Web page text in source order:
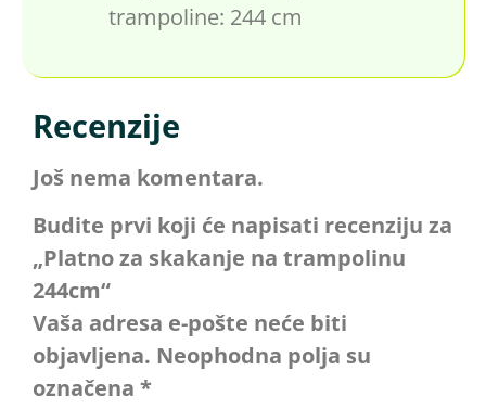
trampoline: 244 cm
Recenzije
Još nema komentara.
Budite prvi koji će napisati recenziju za
„Platno za skakanje na trampolinu
244cm“
Vaša adresa e-pošte neće biti
objavljena. Neophodna polja su
označena *